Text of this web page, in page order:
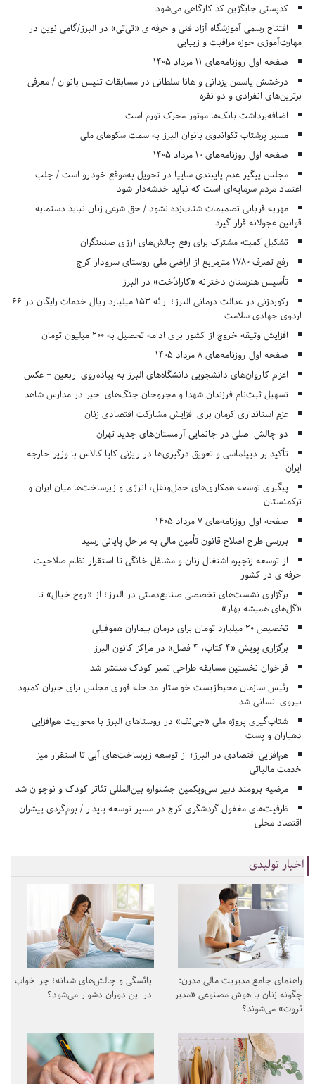
کدپستی جایگزین کد کارگاهی می‌شود
افتتاح رسمی آموزشگاه آزاد فنی و حرفه‌ای «تی‌تی» در البرز/گامی نوین در
مهارت‌آموزی حوزه مراقبت و زیبایی
صفحه اول روزنامه‌های 11 مرداد 1405
درخشش یاسمن یزدانی و هانا سلطانی در مسابقات تنیس بانوان / معرفی
برترین‌های انفرادی و دو نفره
اضافه‌برداشت بانک‌ها موتور محرک تورم است
مسیر پرشتاب تکواندوی بانوان البرز به سمت سکوهای ملی
صفحه اول روزنامه‌های 10 مرداد 1405
مجلس پیگیر عدم پایبندی سایپا در تحویل به‌موقع خودرو است / جلب
اعتماد مردم سرمایه‌ای است که نباید خدشه‌دار شود
مهریه قربانی تصمیمات شتاب‌زده نشود / حق شرعی زنان نباید دستمایه
قوانین عجولانه قرار گیرد
تشکیل کمیته مشترک برای رفع چالش‌های ارزی صنعتگران
رفع تصرف ۱۷۸۰ مترمربع از اراضی ملی روستای سرودار کرج
تأسیس هنرستان دخترانه «کارادُخت» در البرز
رکوردزنی در عدالت درمانی البرز؛ ارائه ۱۵۳ میلیارد ریال خدمات رایگان در ۶۶
اردوی جهادی سلامت
افزایش وثیقه خروج از کشور برای ادامه تحصیل به ۲۰۰ میلیون تومان
صفحه اول روزنامه‌های 8 مرداد 1405
اعزام کاروان‌های دانشجویی دانشگاه‌های البرز به پیاده‌روی اربعین + عکس
تسهیل ثبت‌نام فرزندان شهدا و مجروحان جنگ‌های اخیر در مدارس شاهد
عزم استانداری کرمان برای افزایش مشارکت اقتصادی زنان
دو چالش اصلی در جانمایی آرامستان‌های جدید تهران
تأکید بر دیپلماسی و تعویق درگیری‌ها در رایزنی کایا کالاس با وزیر خارجه
ایران
پیگیری توسعه همکاری‌های حمل‌ونقل، انرژی و زیرساخت‌ها میان ایران و
ترکمنستان
صفحه اول روزنامه‌های 7 مرداد 1405
بررسی طرح اصلاح قانون تأمین مالی به مراحل پایانی رسید
از توسعه زنجیره اشتغال زنان و مشاغل خانگی تا استقرار نظام صلاحیت
حرفه‌ای در کشور
برگزاری نشست‌های تخصصی صنایع‌دستی در البرز؛ از «روح خیال» تا
«گل‌های همیشه بهار»
تخصیص ۲۰ میلیارد تومان برای درمان بیماران هموفیلی
برگزاری پویش «۴ کتاب، ۴ فصل» در مراکز کانون البرز
فراخوان نخستین مسابقه طراحی تمبر کودک منتشر شد
رئیس سازمان محیط‌زیست خواستار مداخله فوری مجلس برای جبران کمبود
نیروی انسانی شد
شتاب‌گیری پروژه ملی «جی‌نف» در روستاهای البرز با محوریت هم‌افزایی
دهیاران و پست
هم‌افزایی اقتصادی در البرز؛ از توسعه زیرساخت‌های آبی تا استقرار میز
خدمت مالیاتی
مرضیه برومند دبیر سی‌ویکمین جشنواره بین‌المللی تئاتر کودک و نوجوان شد
ظرفیت‌های مغفول گردشگری کرج در مسیر توسعه پایدار / بوم‌گردی پیشران
اقتصاد محلی
اخبار تولیدی
راهنمای جامع مدیریت مالی مدرن:
چگونه زنان با هوش مصنوعی «مدیر
ثروت» می‌شوند؟
یائسگی و چالش‌های شبانه؛ چرا خواب
در این دوران دشوار می‌شود؟